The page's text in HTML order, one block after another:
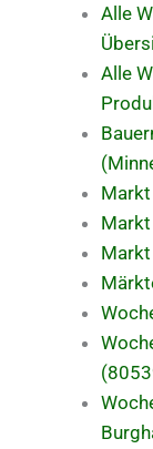
Alle
Alle
Markt
Markt